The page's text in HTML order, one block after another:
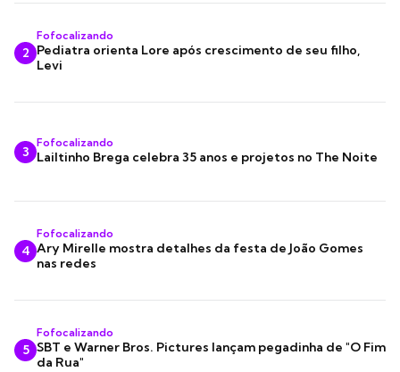
2
Fofocalizando
Pediatra orienta Lore após crescimento de seu filho,
Levi
3
Fofocalizando
Lailtinho Brega celebra 35 anos e projetos no The Noite
4
Fofocalizando
Ary Mirelle mostra detalhes da festa de João Gomes
nas redes
5
Fofocalizando
SBT e Warner Bros. Pictures lançam pegadinha de "O Fim
da Rua"